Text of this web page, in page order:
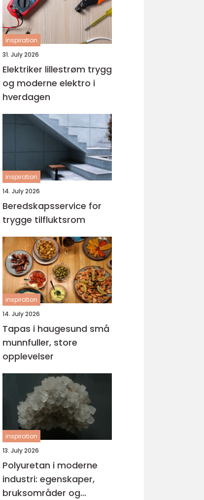
inspiration
31. July 2026
Elektriker lillestrøm trygg
og moderne elektro i
hverdagen
inspiration
14. July 2026
Beredskapsservice for
trygge tilfluktsrom
inspiration
14. July 2026
Tapas i haugesund små
munnfuller, store
opplevelser
inspiration
13. July 2026
Polyuretan i moderne
industri: egenskaper,
bruksområder og